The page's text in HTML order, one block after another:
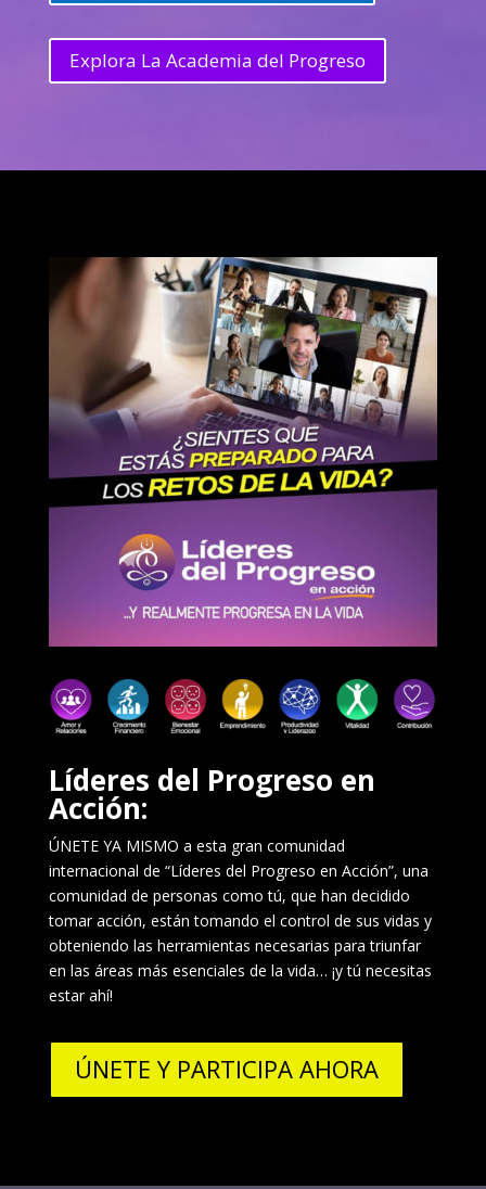
Explora La Academia del Progreso
Líderes del Progreso en
Acción:
ÚNETE YA MISMO a esta gran comunidad
internacional de “Líderes del Progreso en Acción”, una
comunidad de personas como tú, que han decidido
tomar acción, están tomando el control de sus vidas y
obteniendo las herramientas necesarias para triunfar
en las áreas más esenciales de la vida… ¡y tú necesitas
estar ahí!
ÚNETE Y PARTICIPA AHORA